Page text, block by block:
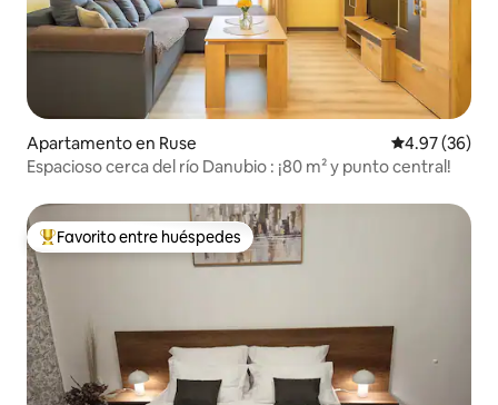
Apartamento en Ruse Calificación
4.97 (36)
Espacioso cerca del río Danubio : ¡80 m² y punto central!
Favorito entre huéspedes preferido
Favorito entre huéspedes